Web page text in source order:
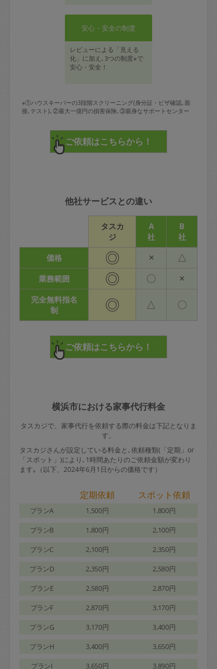
安心・安全の制度
レビューによる「見える
化」に加え､3つの制度※で
安心・安全！
※①ハウスキーパーの3段階スクリーニング(身分証・ビザ確認､面
接､テスト)､②最大一億円の損害保険､③親身なサポートセンター
他社サービスとの違い
タスカ
ジ
A
社
B
社
価格
◎ × △
業務範囲 ◎ 〇 ×
完全無料指名
制
◎ △ 〇
横浜市における家事代行料金
タスカジで、家事代行を依頼する際の料金は下記となりま
す。
タスカジさんが設定している料金と､依頼種類(「定期」or
「スポット」)により､1時間あたりのご依頼金額が変わり
ます｡（以下、2024年6月1日からの価格です）
定期依頼 スポット依頼
プランA 1,500円 1,800円
プランB 1,800円 2,100円
プランC 2,100円 2,350円
プランD 2,350円 2,580円
プランE 2,580円 2,870円
プランF 2,870円 3,170円
プランG 3,170円 3,400円
プランH 3,400円 3,650円
プランI 3,650円 3,890円